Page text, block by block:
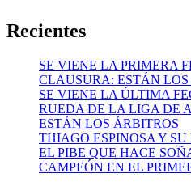
Recientes
SE VIENE LA PRIMERA
CLAUSURA: ESTÁN
SE VIENE LA ÚLTIMA
RUEDA DE LA LIGA DE
ESTÁN LOS ÁRBITROS
THIAGO ESPINOSA Y
EL PIBE QUE HACE
CAMPEÓN EN EL